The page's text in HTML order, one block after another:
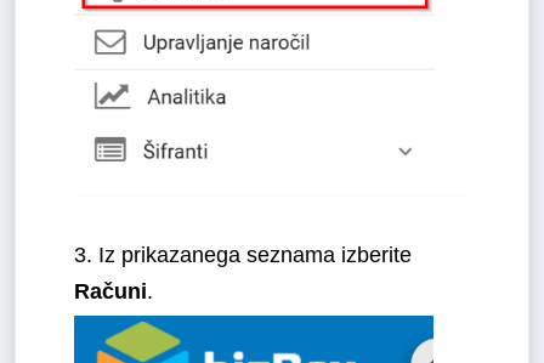
3. Iz prikazanega seznama izberite
Računi.